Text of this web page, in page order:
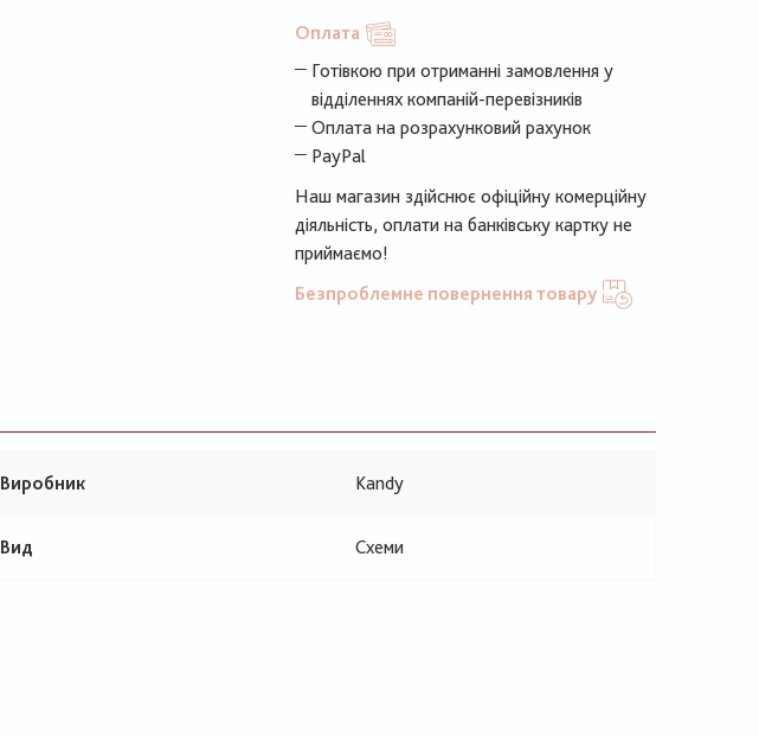
Оплата
Готівкою при отриманні замовлення у
відділеннях компаній-перевізників
Оплата на розрахунковий рахунок
PayPal
Наш магазин здійснює офіційну комерційну
діяльність, оплати на банківську картку не
приймаємо!
Безпроблемне повернення товару
Виробник Kandy
Вид Схеми